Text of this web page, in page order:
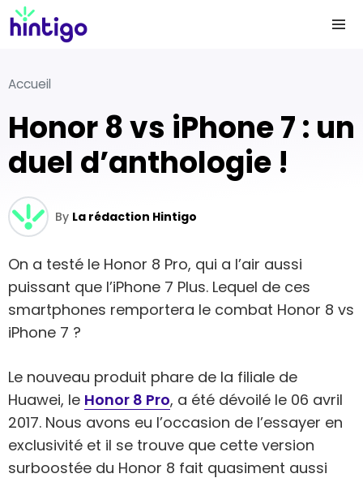
Accueil
Honor 8 vs iPhone 7 : un
duel d’anthologie !
By La rédaction Hintigo
On a testé le Honor 8 Pro, qui a l’air aussi
puissant que l’iPhone 7 Plus. Lequel de ces
smartphones remportera le combat Honor 8 vs
iPhone 7 ?
Le nouveau produit phare de la filiale de
Huawei, le Honor 8 Pro, a été dévoilé le 06 avril
2017. Nous avons eu l’occasion de l’essayer en
exclusivité et il se trouve que cette version
surboostée du Honor 8 fait quasiment aussi